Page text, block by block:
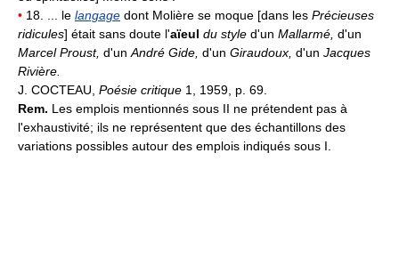
• 18. ... le langage dont Molière se moque [dans les Précieuses
ridicules] était sans doute l'aïeul du style d'un Mallarmé, d'un
Marcel Proust, d'un André Gide, d'un Giraudoux, d'un Jacques
Rivière.
J. COCTEAU, Poésie critique 1, 1959, p. 69.
Rem. Les emplois mentionnés sous II ne prétendent pas à
l'exhaustivité; ils ne représentent que des échantillons des
variations possibles autour des emplois indiqués sous I.